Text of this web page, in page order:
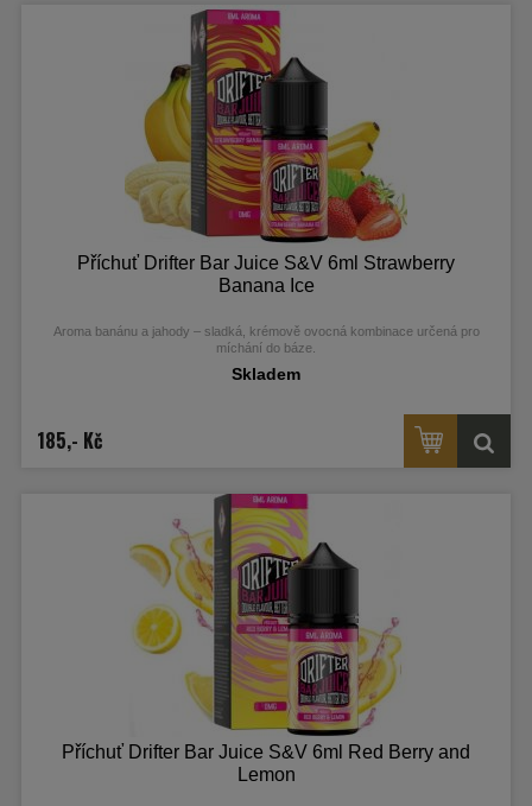
Příchuť Drifter Bar Juice S&V 6ml Strawberry
Banana Ice
Aroma banánu a jahody – sladká, krémově ovocná kombinace určená pro
míchání do báze.
Skladem
185,- Kč
Příchuť Drifter Bar Juice S&V 6ml Red Berry and
Lemon